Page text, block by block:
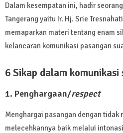
Dalam kesempatan ini, hadir
Tangerang yaitu Ir. Hj. Srie
memaparkan materi tentang enam
kelancaran komunikasi pasangan
6 Sikap dalam
1. Penghargaan/respect
Menghargai pasangan dengan tidak
melecehkannya baik melalui